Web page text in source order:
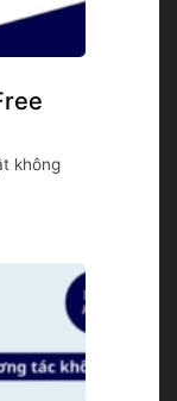
không